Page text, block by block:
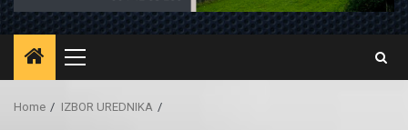
Primary
Menu
Home IZBOR UREDNIKA